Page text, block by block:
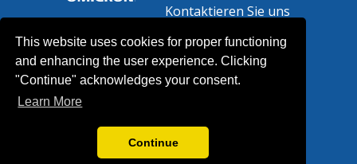
This website uses cookies for proper functioning
and enhancing the user experience. Clicking
"Continue" acknowledges your consent.
Learn More
Continue
Kontaktieren Sie uns
Presse
Rechtliches